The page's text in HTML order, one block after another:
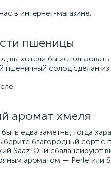
в интернет-магазине.
пшеницы
вы хотели бы
пшеничный солод сделан
аромат хмеля
едва заметны, тогда
благородный сорт
Saaz. Они сбалансируют
ароматом — Perle или